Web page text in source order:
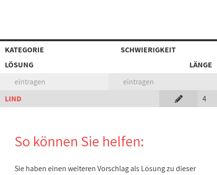
KATEGORIE
SCHWIERIGKEIT
LÖSUNG
LÄNGE
eintragen
eintragen
LIND
4
So können Sie helfen:
Sie haben einen weiteren Vorschlag als Lösung zu dieser